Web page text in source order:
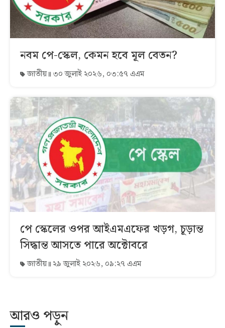
নবম পে-স্কেল, কেমন হবে মূল বেতন?
জাতীয় ৩০ জুলাই ২০২৬, ০৩:৫৭ এএম
পে স্কেলের ওপর আইএমএফের খড়গ, চূড়ান্ত
সিদ্ধান্ত আসতে পারে অক্টোবরে
জাতীয় ২৯ জুলাই ২০২৬, ০৯:২৭ এএম
আরও পড়ুন